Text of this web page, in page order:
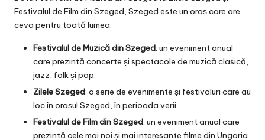
Festivalul de Film din Szeged, Szeged este un oraș care are
ceva pentru toată lumea.
Festivalul de Muzică din Szeged: un eveniment anual
care prezintă concerte și spectacole de muzică clasică,
jazz, folk și pop.
Zilele Szeged: o serie de evenimente și festivaluri care au
loc în orașul Szeged, în perioada verii.
Festivalul de Film din Szeged: un eveniment anual care
prezintă cele mai noi și mai interesante filme din Ungaria